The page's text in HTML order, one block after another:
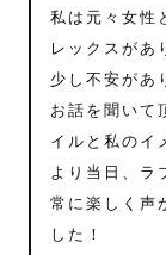
私は元々女性
レックスがあ
少し不安があ
お話を聞いて
イルと私のイ
より当日、ラ
常に楽しく声
した！